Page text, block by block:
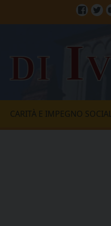
di
CARITÀ E IMPEGNO